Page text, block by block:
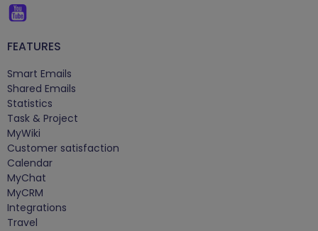
FEATURES
Smart Emails
Shared Emails
Statistics
Task & Project
MyWiki
Customer satisfaction
Calendar
MyChat
MyCRM
Integrations
Travel